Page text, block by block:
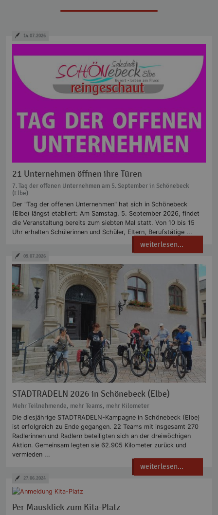
21 Unternehmen öffnen ihre Türen
7. Tag der offenen Unternehmen am 5. September in Schönebeck
(Elbe)
Der "Tag der offenen Unternehmen" hat sich in Schönebeck
(Elbe) längst etabliert: Am Samstag, 5. September 2026, findet
die Veranstaltung bereits zum siebten Mal statt. Von 10 bis 15
Uhr erhalten Schülerinnen und Schüler, Eltern, Berufstätige ...
weiterlesen...
14.07.2026
STADTRADELN 2026 in Schönebeck (Elbe)
Mehr Teilnehmende, mehr Teams, mehr Kilometer
Die diesjährige STADTRADELN-Kampagne in Schönebeck (Elbe)
ist erfolgreich zu Ende gegangen. 22 Teams mit insgesamt 270
Radlerinnen und Radlern beteiligten sich an der dreiwöchigen
Aktion. Gemeinsam legten sie 62.905 Kilometer zurück und
vermieden ...
weiterlesen...
09.07.2026
Per Mausklick zum Kita-Platz
27.06.2024